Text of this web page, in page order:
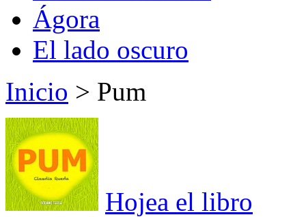
Ágora
El lado oscuro
Inicio > Pum
Hojea el libro